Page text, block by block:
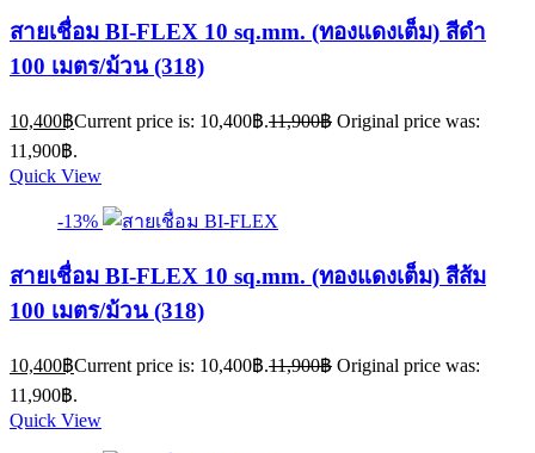
สายเชื่อม BI-FLEX 10 sq.mm. (ทองแดงเต็ม) สีดำ
100 เมตร/ม้วน (318)
10,400฿Current price is: 10,400฿.11,900฿ Original price was:
11,900฿.
Quick View
-13%
สายเชื่อม BI-FLEX 10 sq.mm. (ทองแดงเต็ม) สีส้ม
100 เมตร/ม้วน (318)
10,400฿Current price is: 10,400฿.11,900฿ Original price was:
11,900฿.
Quick View